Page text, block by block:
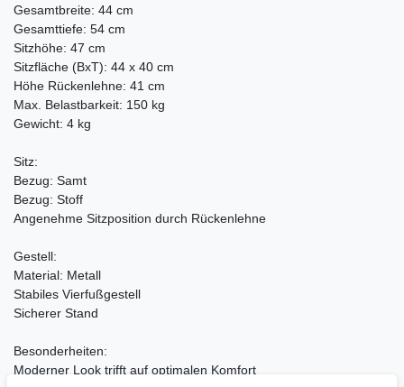
Gesamtbreite: 44 cm
Gesamttiefe: 54 cm
Sitzhöhe: 47 cm
Sitzfläche (BxT): 44 x 40 cm
Höhe Rückenlehne: 41 cm
Max. Belastbarkeit: 150 kg
Gewicht: 4 kg
Sitz:
Bezug: Samt
Bezug: Stoff
Angenehme Sitzposition durch Rückenlehne
Gestell:
Material: Metall
Stabiles Vierfußgestell
Sicherer Stand
Besonderheiten:
Moderner Look trifft auf optimalen Komfort